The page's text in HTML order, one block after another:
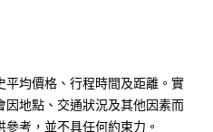
均價格、行程時間及距離。實
因地點、交通狀況及其他因素而
考，並不具任何約束力。